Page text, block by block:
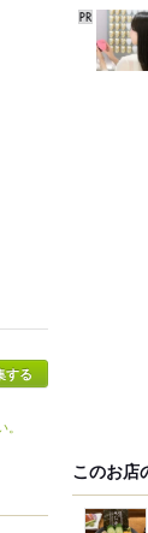
する
このお店